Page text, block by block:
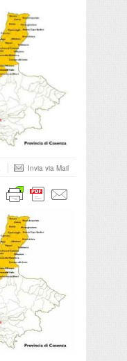
Invia via Mail